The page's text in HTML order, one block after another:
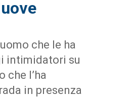
che le ha
intimidatori su
che l’ha
in presenza